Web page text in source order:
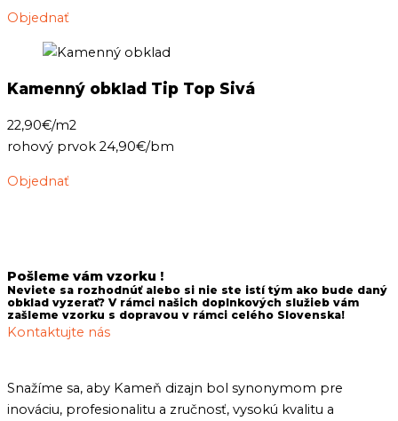
Objednať
Kamenný obklad Tip Top Sivá
22,90€/m2
rohový prvok 24,90€/bm
Objednať
Pošleme vám vzorku !
Neviete sa rozhodnúť alebo si nie ste istí tým ako bude daný
obklad vyzerať? V rámci našich doplnkových služieb vám
zašleme vzorku s dopravou v rámci celého Slovenska!
Kontaktujte nás
Snažíme sa, aby Kameň dizajn bol synonymom pre
inováciu, profesionalitu a zručnosť, vysokú kvalitu a